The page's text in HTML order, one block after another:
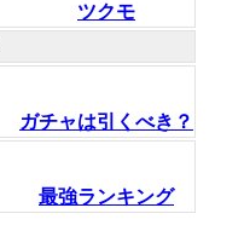
ツクモ
ガチャは引くべき？
最強ランキング